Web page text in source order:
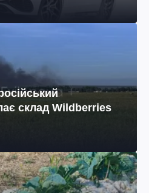
склад Wildberries